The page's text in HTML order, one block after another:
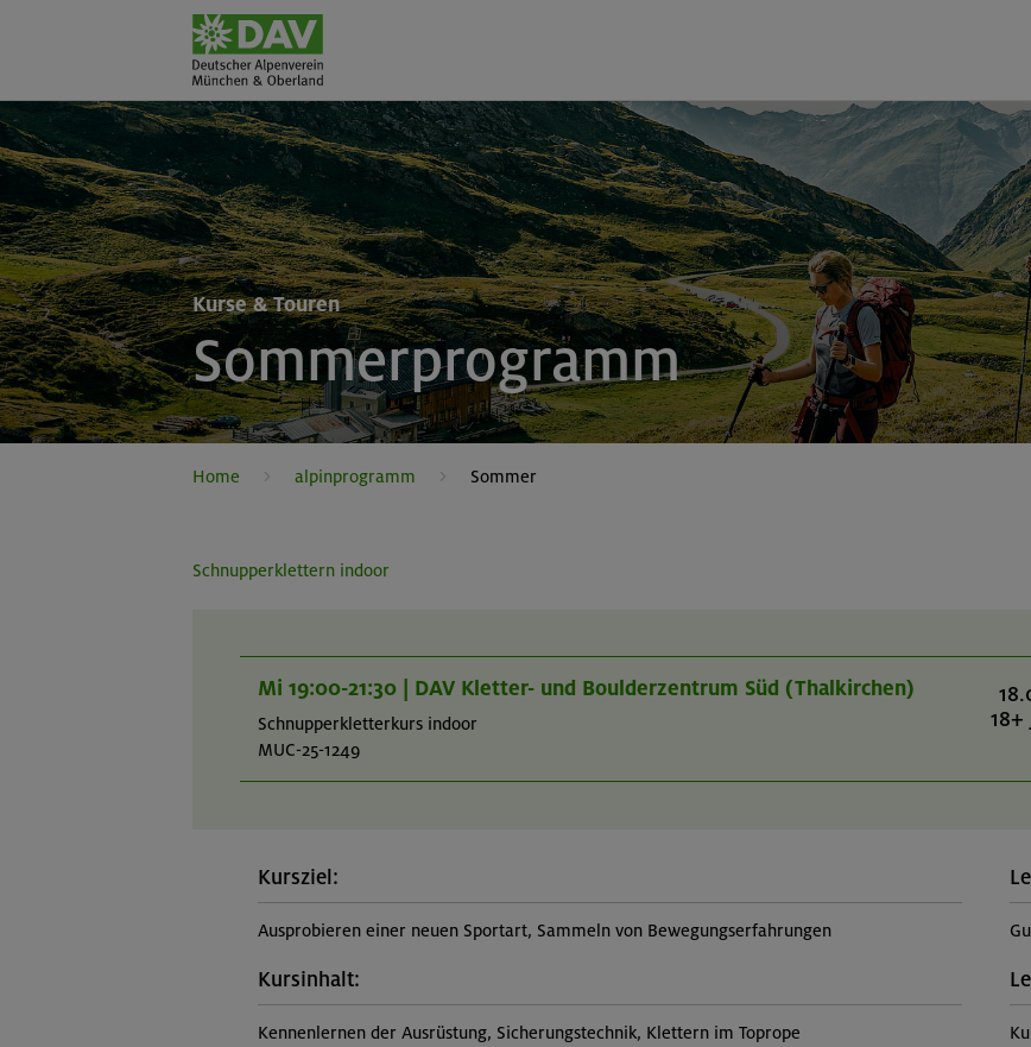
Sommerprogramm
Kurse & Touren
Home alpinprogramm Sommer
Schnupperklettern indoor
Mi 19:00-21:30 | DAV Kletter- und Boulderzentrum Süd (Thalkirchen)
Schnupperkletterkurs indoor
MUC-25-1249
18+
Kursziel:
Ausprobieren einer neuen Sportart, Sammeln von Bewegungserfahrungen
Kursinhalt:
Kennenlernen der Ausrüstung, Sicherungstechnik, Klettern im Toprope